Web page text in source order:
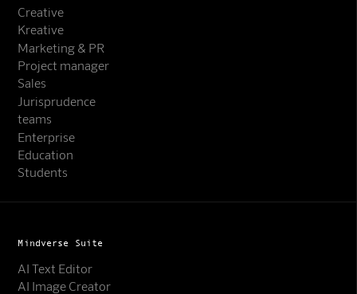
Creative
Kreative
Marketing & PR
Project manager
Sales
Jurisprudence
teams
Enterprise
Education
Students
Mindverse Suite
AI Text Editor
AI Image Creator